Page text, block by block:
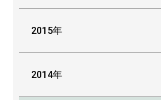
2015年
2014年